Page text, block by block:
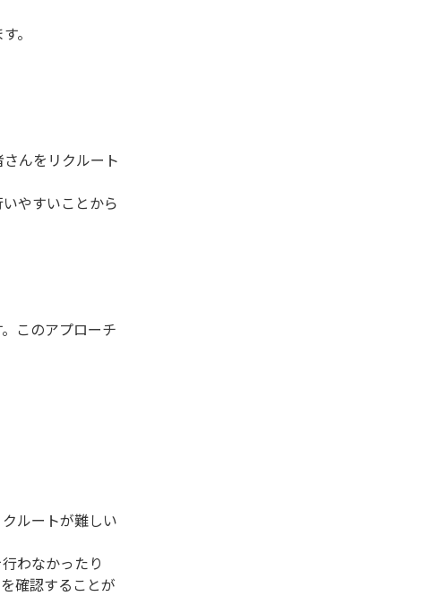
。
んをリクルート
やすいことから
このアプローチ
ルートが難しい
わなかったり
確認することが